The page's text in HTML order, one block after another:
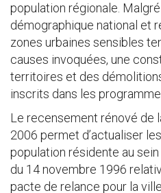
population régionale.
démographique national et
zones urbaines sensibles
causes invoquées, une
territoires et des
inscrits dans les
Le recensement rénové de
2006 permet d’actualiser
population résidente au
du 14 novembre 1996
pacte de relance pour la